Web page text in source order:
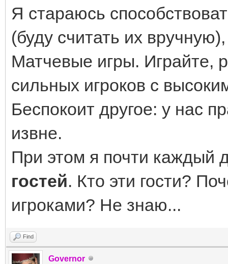
Я стараюсь
(буду считать их
Матчевые игры. Играйте,
сильных игроков с
Беспокоит другое: у нас
извне.
При этом я почти каждый
гостей. Кто эти гости?
игроками? Не знаю...
Find
Governor